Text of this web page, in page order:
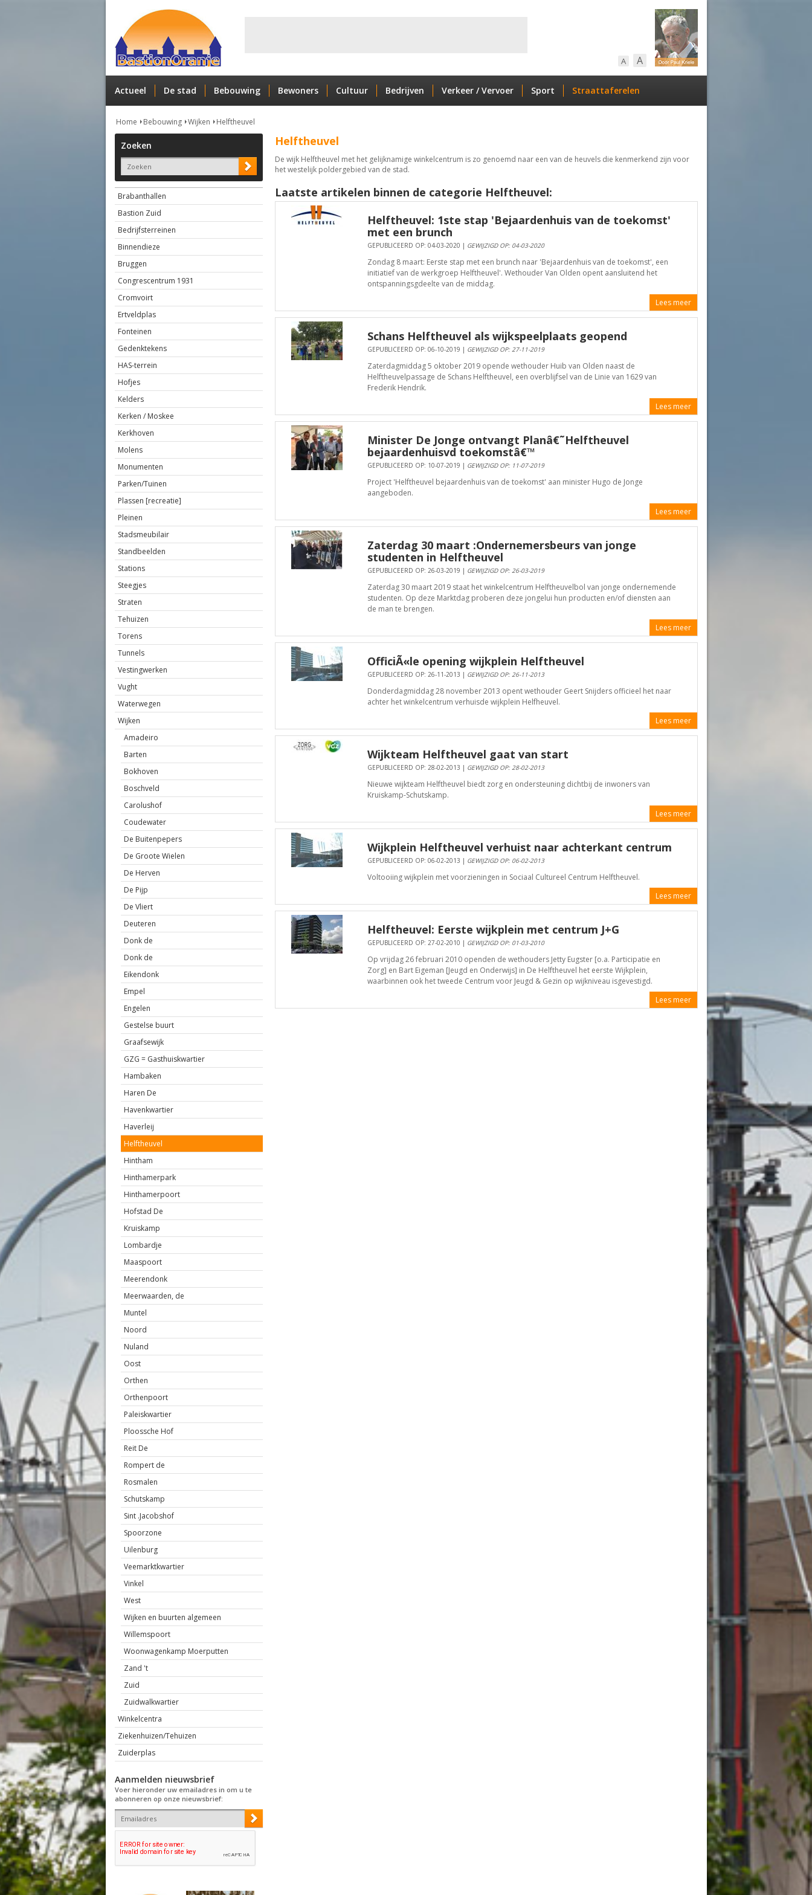
A A
Actueel De stad Bebouwing Bewoners Cultuur Bedrijven Verkeer / Vervoer Sport Straattaferelen
Home Bebouwing Wijken Helftheuvel
Zoeken
Brabanthallen
Bastion Zuid
Bedrijfsterreinen
Binnendieze
Bruggen
Congrescentrum 1931
Cromvoirt
Ertveldplas
Fonteinen
Gedenktekens
HAS-terrein
Hofjes
Kelders
Kerken / Moskee
Kerkhoven
Molens
Monumenten
Parken/Tuinen
Plassen [recreatie]
Pleinen
Stadsmeubilair
Standbeelden
Stations
Steegjes
Straten
Tehuizen
Torens
Tunnels
Vestingwerken
Vught
Waterwegen
Wijken
Amadeiro
Barten
Bokhoven
Boschveld
Carolushof
Coudewater
De Buitenpepers
De Groote Wielen
De Herven
De Pijp
De Vliert
Deuteren
Donk de
Donk de
Eikendonk
Empel
Engelen
Gestelse buurt
Graafsewijk
GZG = Gasthuiskwartier
Hambaken
Haren De
Havenkwartier
Haverleij
Helftheuvel
Hintham
Hinthamerpark
Hinthamerpoort
Hofstad De
Kruiskamp
Lombardje
Maaspoort
Meerendonk
Meerwaarden, de
Muntel
Noord
Nuland
Oost
Orthen
Orthenpoort
Paleiskwartier
Ploossche Hof
Reit De
Rompert de
Rosmalen
Schutskamp
Sint .Jacobshof
Spoorzone
Uilenburg
Veemarktkwartier
Vinkel
West
Wijken en buurten algemeen
Willemspoort
Woonwagenkamp Moerputten
Zand 't
Zuid
Zuidwalkwartier
Winkelcentra
Ziekenhuizen/Tehuizen
Zuiderplas
Aanmelden nieuwsbrief
Voer hieronder uw emailadres in om u te
abonneren op onze nieuwsbrief:
Helftheuvel
De wijk Helftheuvel met het gelijknamige winkelcentrum is zo genoemd naar een van de heuvels die kenmerkend zijn voor
het westelijk poldergebied van de stad.
Laatste artikelen binnen de categorie Helftheuvel:
Helftheuvel: 1ste stap 'Bejaardenhuis van de toekomst'
met een brunch
GEPUBLICEERD OP: 04-03-2020 | GEWIJZIGD OP: 04-03-2020
Zondag 8 maart: Eerste stap met een brunch naar 'Bejaardenhuis van de toekomst', een
initiatief van de werkgroep Helftheuvel'. Wethouder Van Olden opent aansluitend het
ontspanningsgdeelte van de middag.
Lees meer
Schans Helftheuvel als wijkspeelplaats geopend
GEPUBLICEERD OP: 06-10-2019 | GEWIJZIGD OP: 27-11-2019
Zaterdagmiddag 5 oktober 2019 opende wethouder Huib van Olden naast de
Helftheuvelpassage de Schans Helftheuvel, een overblijfsel van de Linie van 1629 van
Frederik Hendrik.
Lees meer
Minister De Jonge ontvangt Planâ€˜Helftheuvel
bejaardenhuisvd toekomstâ€™
GEPUBLICEERD OP: 10-07-2019 | GEWIJZIGD OP: 11-07-2019
Project 'Helftheuvel bejaardenhuis van de toekomst' aan minister Hugo de Jonge
aangeboden.
Lees meer
Zaterdag 30 maart :Ondernemersbeurs van jonge
studenten in Helftheuvel
GEPUBLICEERD OP: 26-03-2019 | GEWIJZIGD OP: 26-03-2019
Zaterdag 30 maart 2019 staat het winkelcentrum Helftheuvelbol van jonge ondernemende
studenten. Op deze Marktdag proberen deze jongelui hun producten en/of diensten aan
de man te brengen.
Lees meer
OfficiÃ«le opening wijkplein Helftheuvel
GEPUBLICEERD OP: 26-11-2013 | GEWIJZIGD OP: 26-11-2013
Donderdagmiddag 28 november 2013 opent wethouder Geert Snijders officieel het naar
achter het winkelcentrum verhuisde wijkplein Helfheuvel.
Lees meer
Wijkteam Helftheuvel gaat van start
GEPUBLICEERD OP: 28-02-2013 | GEWIJZIGD OP: 28-02-2013
Nieuwe wijkteam Helftheuvel biedt zorg en ondersteuning dichtbij de inwoners van
Kruiskamp-Schutskamp.
Lees meer
Wijkplein Helftheuvel verhuist naar achterkant centrum
GEPUBLICEERD OP: 06-02-2013 | GEWIJZIGD OP: 06-02-2013
Voltooiing wijkplein met voorzieningen in Sociaal Cultureel Centrum Helftheuvel.
Lees meer
Helftheuvel: Eerste wijkplein met centrum J+G
GEPUBLICEERD OP: 27-02-2010 | GEWIJZIGD OP: 01-03-2010
Op vrijdag 26 februari 2010 openden de wethouders Jetty Eugster [o.a. Participatie en
Zorg] en Bart Eigeman [Jeugd en Onderwijs] in De Helftheuvel het eerste Wijkplein,
waarbinnen ook het tweede Centrum voor Jeugd & Gezin op wijkniveau isgevestigd.
Lees meer